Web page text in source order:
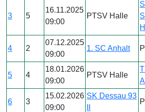
3 5
16.11.2025
09:00
PTSV Halle
4 2
07.12.2025
09:00
1. SC Anhalt
5 4
18.01.2026
09:00
PTSV Halle
6 3
15.02.2026
09:00
SK Dessau 93